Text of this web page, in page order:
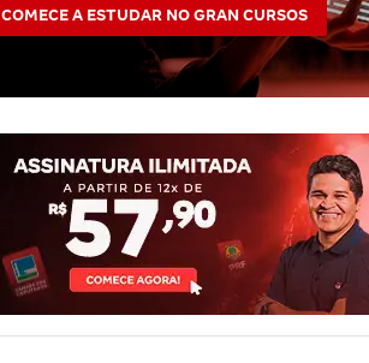
COMECE A ESTUDAR NO GRAN CURSOS